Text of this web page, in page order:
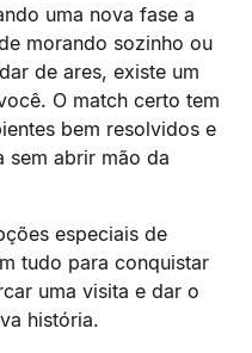
uma nova fase a
morando sozinho ou
de ares, existe um
O match certo tem
bem resolvidos e
abrir mão da
especiais de
tudo para conquistar
uma visita e dar o
história.